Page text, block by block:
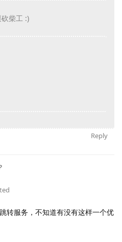
柴工 :)
Reply
转服务， 不知道有没有这样一个优